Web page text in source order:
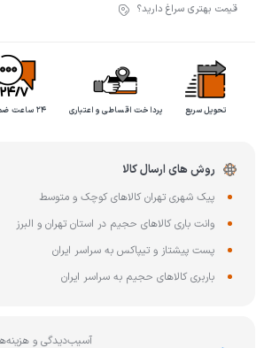
قیمت بهتری سراغ دارید؟
تحویل سریع پرداخت اقساطی و اعتباری ۲۴ ساعت ضمانت
روش های ارسال کالا
پیک شهری تهران کالاهای کوچک و متوسط
وانت باری کالاهای حجیم در استان تهران و البرز
پست پیشتاز و تیپاکس به سراسر ایران
باربری کالاهای حجیم به سراسر ایران
آسیب‌دیدگی و